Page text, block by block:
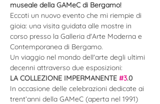
museale della GAMeC di Bergamo!
Eccoti un nuovo evento che mi riempie di
gioia: una visita guidata alle mostre in
corso presso la Galleria d'Arte Moderna e
Contemporanea di Bergamo.
Un viaggio nel mondo dell'arte degli ultimi
decenni attraverso due esposizioni:
LA COLLEZIONE IMPERMANENTE #3.0
In occasione delle celebrazioni dedicate ai
trent’anni della GAMeC (aperta nel 1991)